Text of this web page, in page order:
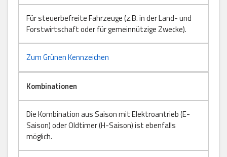
Für steuerbefreite Fahrzeuge (z.B. in der Land- und
Forstwirtschaft oder für gemeinnützige Zwecke).
Zum Grünen Kennzeichen
Kombinationen
Die Kombination aus Saison mit Elektroantrieb (E-
Saison) oder Oldtimer (H-Saison) ist ebenfalls
möglich.